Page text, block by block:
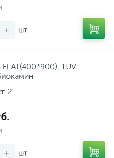
+ шт
FLAT(400*900), TUV
: 2
+ шт